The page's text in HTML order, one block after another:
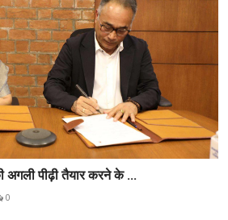
अगली पीढ़ी तैयार करने के ...
0